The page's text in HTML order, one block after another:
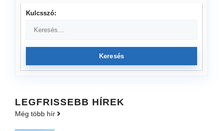
Kulcsszó:
Keresés
LEGFRISSEBB HÍREK
Még több hír